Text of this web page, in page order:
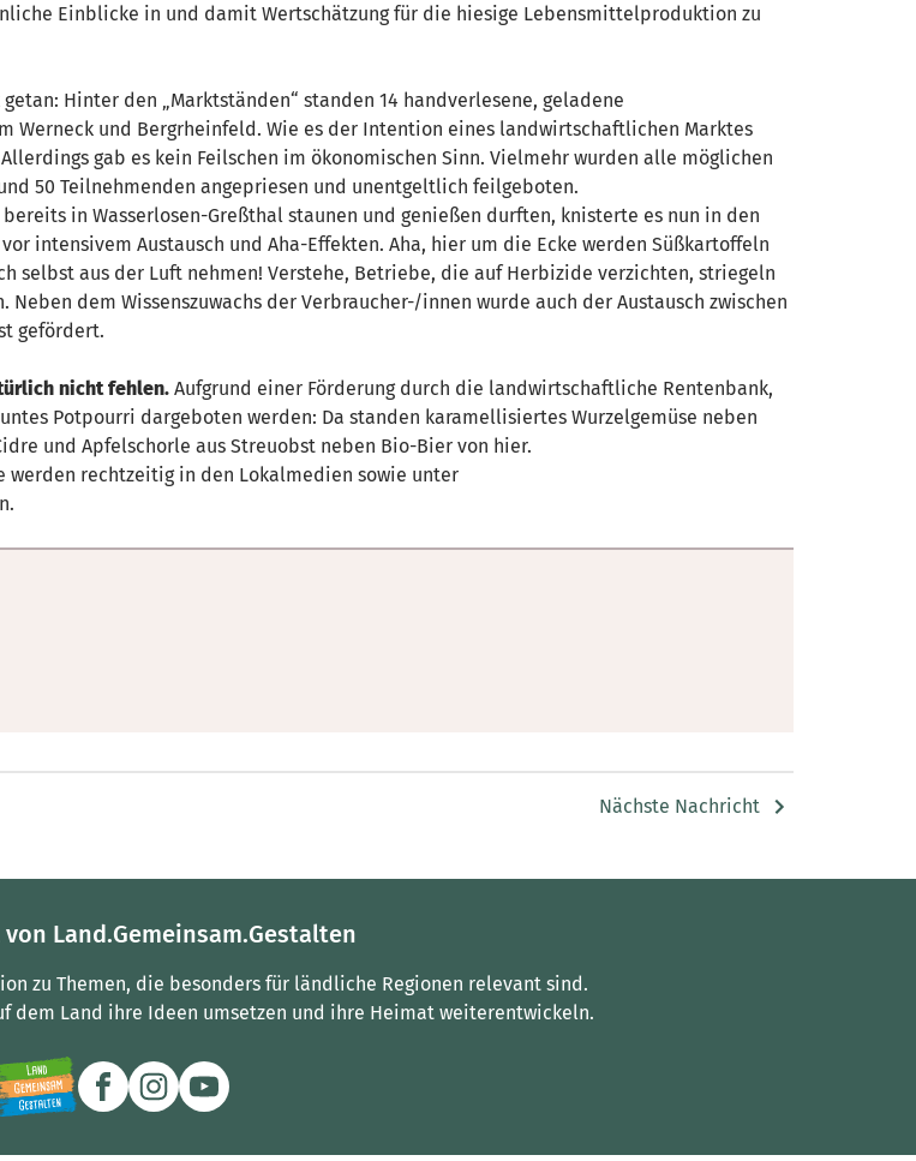
Einblicke in und damit Wertschätzung für die hiesige Lebensmittelproduktion zu
Hinter den „Marktständen“ standen 14 handverlesene, geladene
und Bergrheinfeld. Wie es der Intention eines landwirtschaftlichen Marktes
gab es kein Feilschen im ökonomischen Sinn. Vielmehr wurden alle möglichen
50 Teilnehmenden angepriesen und unentgeltlich feilgeboten.
in Wasserlosen-Greßthal staunen und genießen durften, knisterte es nun in den
intensivem Austausch und Aha-Effekten. Aha, hier um die Ecke werden Süßkartoffeln
selbst aus der Luft nehmen! Verstehe, Betriebe, die auf Herbizide verzichten, striegeln
dem Wissenszuwachs der Verbraucher-/innen wurde auch der Austausch zwischen
gefördert.
nicht fehlen. Aufgrund einer Förderung durch die landwirtschaftliche Rentenbank,
Potpourri dargeboten werden: Da standen karamellisiertes Wurzelgemüse neben
und Apfelschorle aus Streuobst neben Bio-Bier von hier.
werden rechtzeitig in den Lokalmedien sowie unter
Nächste Nachricht
Land.Gemeinsam.Gestalten
zu Themen, die besonders für ländliche Regionen relevant sind.
dem Land ihre Ideen umsetzen und ihre Heimat weiterentwickeln.